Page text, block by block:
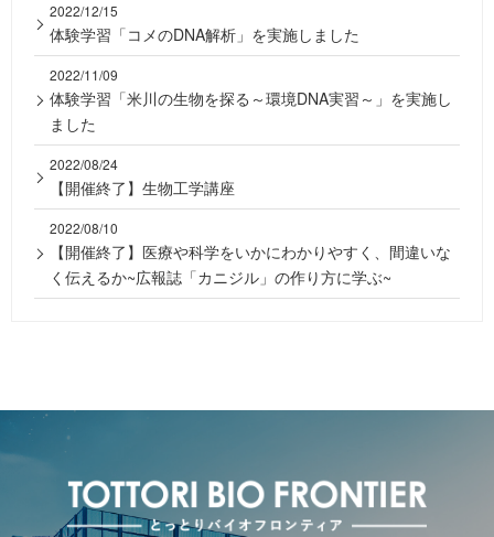
2022/12/15
体験学習「コメのDNA解析」を実施しました
2022/11/09
体験学習「米川の生物を探る～環境DNA実習～」を実施し
ました
2022/08/24
【開催終了】生物工学講座
2022/08/10
【開催終了】医療や科学をいかにわかりやすく、間違いな
く伝えるか~広報誌「カニジル」の作り方に学ぶ~